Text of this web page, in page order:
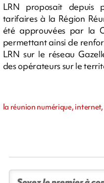
LRN proposait depuis
tarifaires à la Région
été approuvées par la
permettant ainsi de
LRN sur le réseau
des opérateurs sur le
la réunion numérique,